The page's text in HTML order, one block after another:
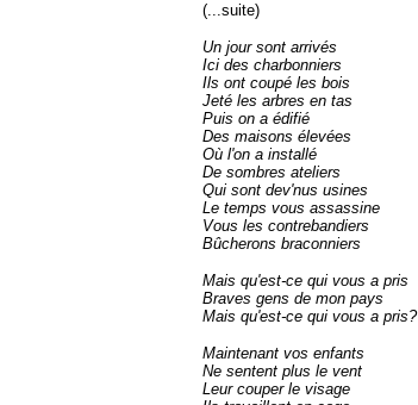
(...suite)
Un jour sont arrivés
Ici des charbonniers
Ils ont coupé les bois
Jeté les arbres en tas
Puis on a édifié
Des maisons élevées
Où l'on a installé
De sombres ateliers
Qui sont dev'nus usines
Le temps vous assassine
Vous les contrebandiers
Bûcherons braconniers
Mais qu'est-ce qui vous a pris
Braves gens de mon pays
Mais qu'est-ce qui vous a pris?
Maintenant vos enfants
Ne sentent plus le vent
Leur couper le visage